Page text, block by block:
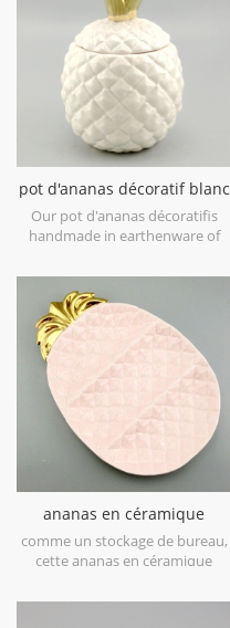
pot d'ananas décoratif blanc
en céramique avec
couvercle en or
Our pot d'ananas décoratifis
handmade in earthenware of
gold leaf lid,can be used as a
decorative canister,or
decorative object only. Can be
smaller and filled with was as a
candle holder. Hand wash only.
ananas en céramique
plateau de fruits rose bleu
comme un stockage de bureau,
cette ananas en céramique
bon d'être un stockage pour